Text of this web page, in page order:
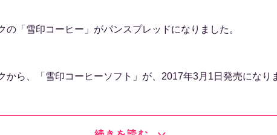
の「雪印コーヒー」がパンスプレッドになりました。
から、「雪印コーヒーソフト」が、2017年3月1日発売になり